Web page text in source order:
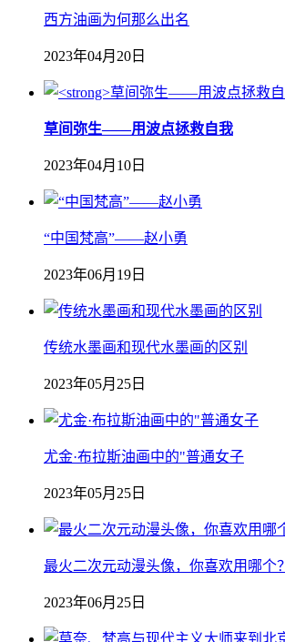
西方油画为何那么出名
2023年04月20日
草间弥生——用波点拯救自我
2023年04月10日
“中国梵高”——赵小勇
2023年06月19日
传统水墨画和现代水墨画的区别
2023年05月25日
尤金·布拉斯油画中的"普通女子
2023年05月25日
最火二次元动漫头像，你喜欢用哪个？
2023年06月25日